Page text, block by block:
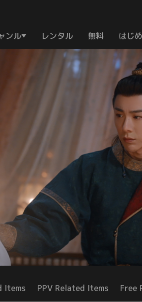
ンル レンタル 無料 はじ
Items PPV Related Items Free